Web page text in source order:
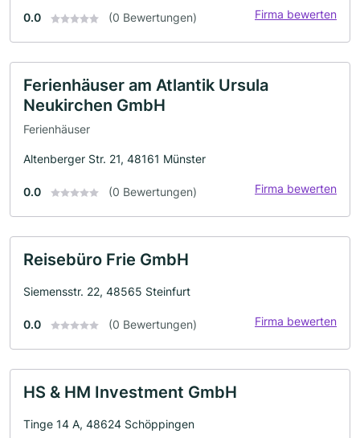
0.0 (0 Bewertungen) Firma bewerten
Ferienhäuser am Atlantik Ursula
Neukirchen GmbH
Ferienhäuser
Altenberger Str. 21, 48161 Münster
0.0 (0 Bewertungen) Firma bewerten
Reisebüro Frie GmbH
Siemensstr. 22, 48565 Steinfurt
0.0 (0 Bewertungen) Firma bewerten
HS & HM Investment GmbH
Tinge 14 A, 48624 Schöppingen